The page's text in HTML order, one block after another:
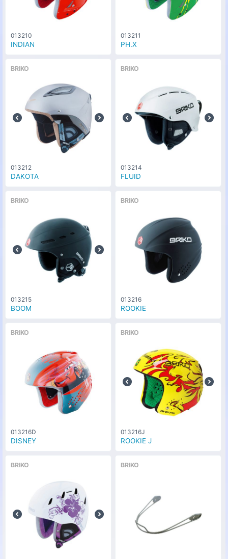
013210
INDIAN
013211
PH.X
BRIKO
013212
DAKOTA
BRIKO
013214
FLUID
BRIKO
013215
BOOM
BRIKO
013216
ROOKIE
BRIKO
013216D
DISNEY
BRIKO
013216J
ROOKIE J
BRIKO BRIKO